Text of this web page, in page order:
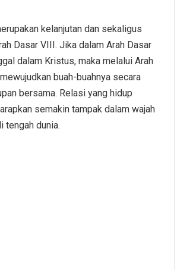
kelanjutan dan sekaligus
Dasar VIII. Jika dalam Arah Dasar
dalam Kristus, maka melalui Arah
buah-buahnya secara
bersama. Relasi yang hidup
semakin tampak dalam wajah
tengah dunia.